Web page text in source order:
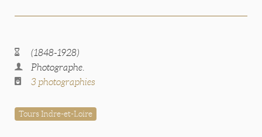
(1848-1928)
Photographe.
3 photographies
Tours Indre-et-Loire